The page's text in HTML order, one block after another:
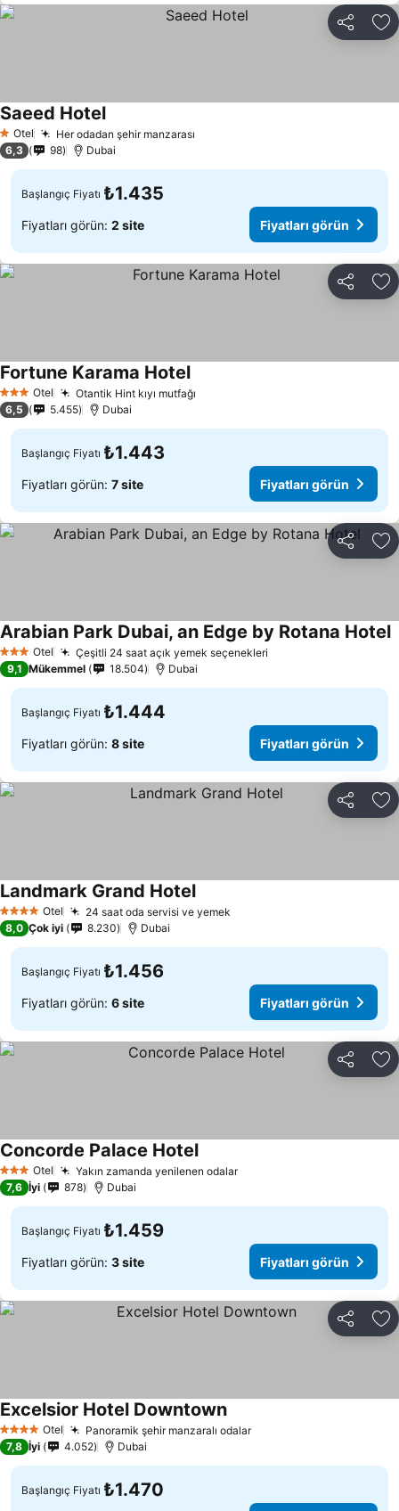
Paylaş
1 Yıldız
Otel Her odadan şehir manzarası
Saeed HotelFiyatları görün
6,3 98 Dubai
Başlangıç Fiyatı ₺1.435
Fiyatları görün: 2 site Fiyatları görün
Paylaş
3 YıldızOtel Otantik Hint kıyı mutfağı
Fortune Karama HotelFiyatları görün
6,5 5.455 Dubai
Başlangıç Fiyatı ₺1.443
Fiyatları görün: 7 site Fiyatları görün
Paylaş
3 YıldızOtel Çeşitli 24 saat açık yemek seçenekleri
Arabian Park Dubai, an Edge by Rotana Hotel
9,1 Mükemmel 18.504 Dubai
Başlangıç Fiyatı ₺1.444
Fiyatları görün: 8 site Fiyatları görün
Paylaş
4 Yıldız Otel 24 saat oda servisi ve yemek
Landmark Grand HotelFiyatları görün
8,0 Çok iyi 8.230 Dubai
Başlangıç Fiyatı ₺1.456
Fiyatları görün: 6 site Fiyatları görün
Paylaş
3 YıldızOtel Yakın zamanda yenilenen odalarFiyatları görün
Concorde Palace HotelFiyatları görün
7,6 İyi 878 Dubai
Başlangıç Fiyatı ₺1.459
Fiyatları görün: 3 site Fiyatları görün
Paylaş
4 Yıldız Otel Panoramik şehir manzaralı odalarFiyatları görün
Excelsior Hotel DowntownFiyatları görün
7,8 İyi 4.052 Dubai
Başlangıç Fiyatı ₺1.470